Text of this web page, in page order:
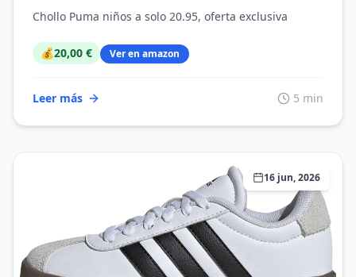
Chollo Puma niños a solo 20.95, oferta exclusiva
💰20,00 € Ver en amazon
Leer más 5 min
16 jun, 2026